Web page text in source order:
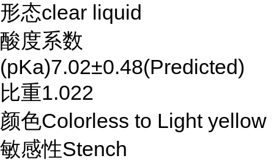
形态clear liquid
酸度系数
(pKa)7.02±0.48(Predicted)
比重1.022
颜色Colorless to Light yellow
敏感性Stench